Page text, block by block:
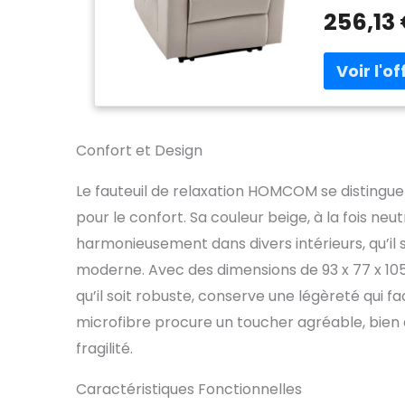
30 minutes
modifiable
pour la
cm au dos,
durables.
ou vos
poches
magazines,
STABLE :
ce fauteuil
256,13
Confort et Design
Le fauteuil de relaxation HOMCOM se
pour le confort. Sa couleur beige, à la fois
harmonieusement dans divers intérieurs, qu’il
moderne. Avec des dimensions de 93 x 77 x
qu’il soit robuste, conserve une légèreté qui
microfibre procure un toucher agréable,
fragilité.
Caractéristiques Fonctionnelles